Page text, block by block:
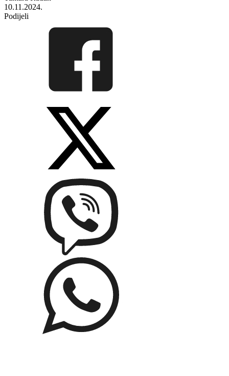
10.11.2024.
Podijeli